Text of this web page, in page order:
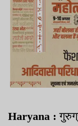
Haryana :